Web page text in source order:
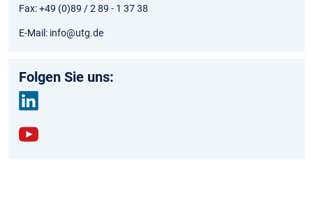
Fax: +49 (0)89 / 2 89 - 1 37 38
E-Mail: info@utg.de
Folgen Sie uns:
edin